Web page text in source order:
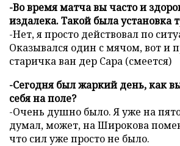
-Во время матча вы часто и
издалека. Такой была установка
-Нет, я просто действовал по
Оказывался один с мячом, вот и
старичка ван дер Сара (смеется)
-Сегодня был жаркий день, как
себя на поле?
-Очень душно было. Я уже на
думал, может, на Широкова
что сил уже просто не было.